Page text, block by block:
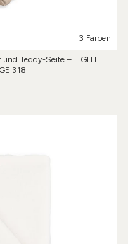
3 Farben
Teddy-Seite – LIGHT
318